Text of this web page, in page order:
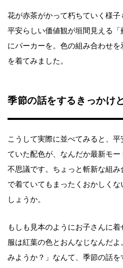
花が赤茶がかって朽ちていく様子
平安らしい価値観が垣間見える
にパーカーを。色の組み合わせ
を着てみました。
季節の話をするきっかけ
こうして実際に並べてみると、
ていた配色が、なんだか最新モ
不思議です。ちょっと斬新な組
で着ていてもまったくおかしく
しょうか。
もしも見本のようにお子さんに
服は紅葉の色とおんなじなんだ
みようか？」なんて、季節の話